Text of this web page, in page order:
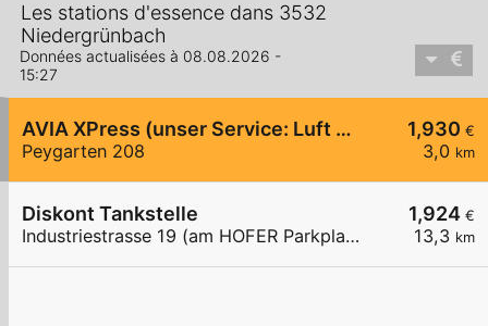
Les stations d'essence dans 3532
Niedergrünbach
Données actualisées à 08.08.2026 -
15:27
1,930 €
3,0 km
AVIA XPress (unser Service: Luft und Wasser)
Peygarten 208
1,924 €
13,3 km
Diskont Tankstelle
Industriestrasse 19 (am HOFER Parkplatz)